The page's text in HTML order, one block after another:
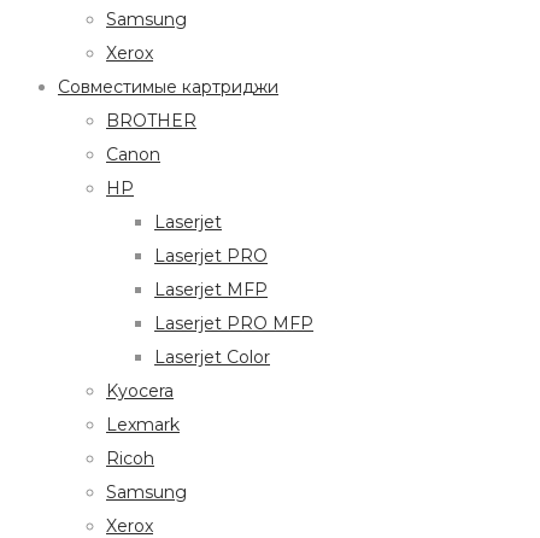
Samsung
Xerox
Совместимые картриджи
BROTHER
Canon
HP
Laserjet
Laserjet PRO
Laserjet MFP
Laserjet PRO MFP
Laserjet Color
Kyocera
Lexmark
Ricoh
Samsung
Xerox